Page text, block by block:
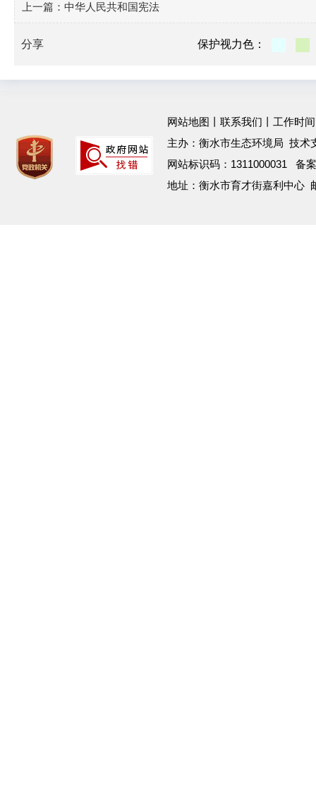
上一篇： 中华人民共和国宪法
保护视力色：
分享
网站地图 联系我们 丨工作时
主办：衡水市生态环境局 技术
网站标识码：1311000031 备
地址：衡水市育才街嘉利中